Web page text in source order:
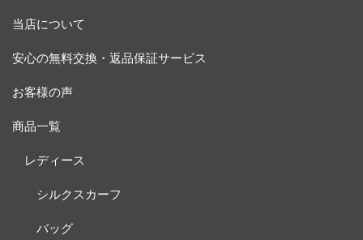
当店について
安心の無料交換・返品保証サービス
お客様の声
商品一覧
レディース
シルクスカーフ
バッグ